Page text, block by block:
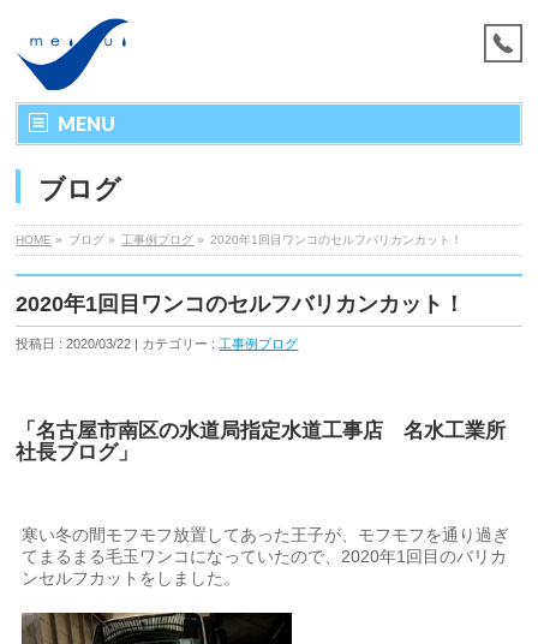
MENU
ブログ
HOME » ブログ » 工事例ブログ » 2020年1回目ワンコのセルフバリカンカット！
2020年1回目ワンコのセルフバリカンカット！
投稿日 : 2020/03/22 | カテゴリー : 工事例ブログ
「名古屋市南区の水道局指定水道工事店 名水工業所
社長ブログ」
寒い冬の間モフモフ放置してあった王子が、モフモフを通り過ぎ
てまるまる毛玉ワンコになっていたので、2020年1回目のバリカ
ンセルフカットをしました。